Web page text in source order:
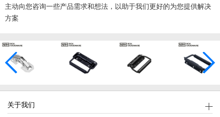
主动向您咨询一些产品需求和想法，以助于我们更好的为您提供解决
方案
关于我们